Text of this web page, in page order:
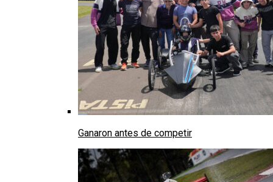
Ganaron antes de competir